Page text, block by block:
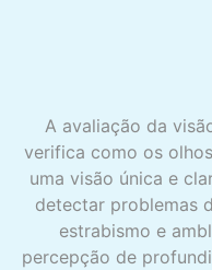
A avaliação da
verifica como os
uma visão única e
detectar problemas
estrabismo e
percepção de